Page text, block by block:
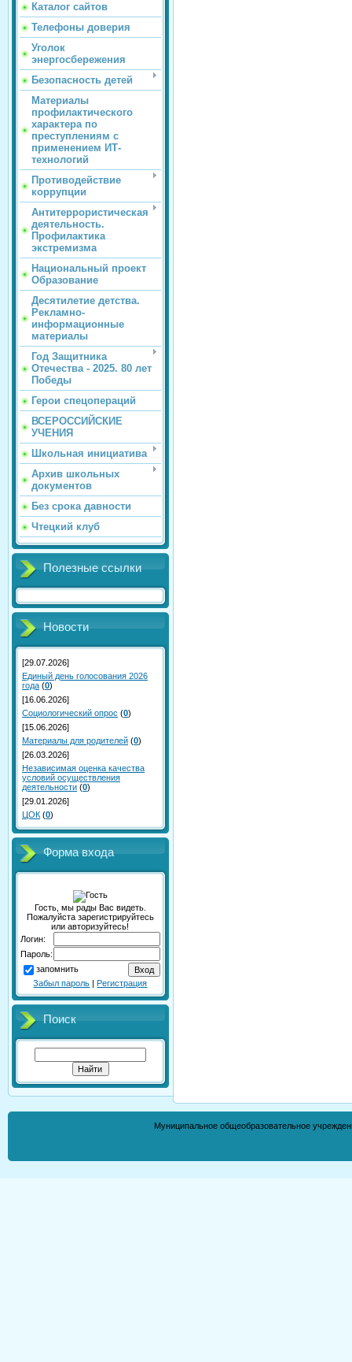
Каталог сайтов
Телефоны доверия
Уголок
энергосбережения
Безопасность детей
Материалы
профилактического
характера по
преступлениям с
применением ИТ-
технологий
Противодействие
коррупции
Антитеррористическая
деятельность.
Профилактика
экстремизма
Национальный проект
Образование
Десятилетие детства.
Рекламно-
информационные
материалы
Год Защитника
Отечества - 2025. 80 лет
Победы
Герои спецопераций
ВСЕРОССИЙСКИЕ
УЧЕНИЯ
Школьная инициатива
Архив школьных
документов
Без срока давности
Чтецкий клуб
Полезные ссылки
Новости
[29.07.2026]
Единый день голосования 2026
года (0)
[16.06.2026]
Социологический опрос (0)
[15.06.2026]
Материалы для родителей (0)
[26.03.2026]
Независимая оценка качества
условий осуществления
деятельности (0)
[29.01.2026]
ЦОК (0)
Форма входа
Гость, мы рады Вас видеть.
Пожалуйста зарегистрируйтесь
или авторизуйтесь!
Логин:
Пароль:
запомнить
Забыл пароль |Регистрация
Поиск
Муниципальное общеобразовательное